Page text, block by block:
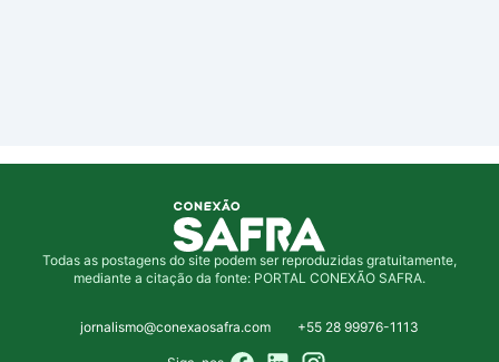
Todas as postagens do site podem ser reproduzidas gratuitamente,
mediante a citação da fonte: PORTAL CONEXÃO SAFRA.
jornalismo@conexaosafra.com +55 28 99976-1113